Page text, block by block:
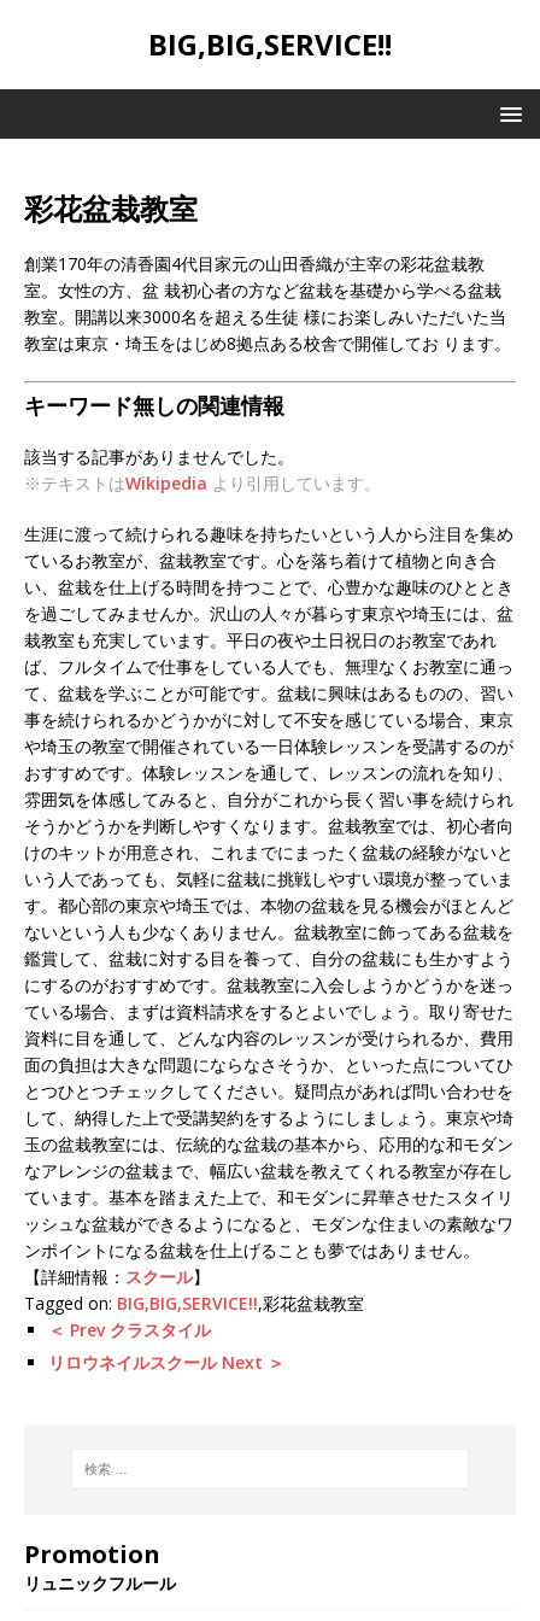
BIG,BIG,SERVICE!!
彩花盆栽教室
創業170年の清香園4代目家元の山田香織が主宰の彩花盆栽教
室。女性の方、盆 栽初心者の方など盆栽を基礎から学べる盆栽
教室。開講以来3000名を超える生徒 様にお楽しみいただいた当
教室は東京・埼玉をはじめ8拠点ある校舎で開催してお ります。
キーワード無しの関連情報
該当する記事がありませんでした。
※テキストはWikipedia より引用しています。
生涯に渡って続けられる趣味を持ちたいという人から注目を集め
ているお教室が、盆栽教室です。心を落ち着けて植物と向き合
い、盆栽を仕上げる時間を持つことで、心豊かな趣味のひととき
を過ごしてみませんか。沢山の人々が暮らす東京や埼玉には、盆
栽教室も充実しています。平日の夜や土日祝日のお教室であれ
ば、フルタイムで仕事をしている人でも、無理なくお教室に通っ
て、盆栽を学ぶことが可能です。盆栽に興味はあるものの、習い
事を続けられるかどうかがに対して不安を感じている場合、東京
や埼玉の教室で開催されている一日体験レッスンを受講するのが
おすすめです。体験レッスンを通して、レッスンの流れを知り、
雰囲気を体感してみると、自分がこれから長く習い事を続けられ
そうかどうかを判断しやすくなります。盆栽教室では、初心者向
けのキットが用意され、これまでにまったく盆栽の経験がないと
いう人であっても、気軽に盆栽に挑戦しやすい環境が整っていま
す。都心部の東京や埼玉では、本物の盆栽を見る機会がほとんど
ないという人も少なくありません。盆栽教室に飾ってある盆栽を
鑑賞して、盆栽に対する目を養って、自分の盆栽にも生かすよう
にするのがおすすめです。盆栽教室に入会しようかどうかを迷っ
ている場合、まずは資料請求をするとよいでしょう。取り寄せた
資料に目を通して、どんな内容のレッスンが受けられるか、費用
面の負担は大きな問題にならなさそうか、といった点についてひ
とつひとつチェックしてください。疑問点があれば問い合わせを
して、納得した上で受講契約をするようにしましょう。東京や埼
玉の盆栽教室には、伝統的な盆栽の基本から、応用的な和モダン
なアレンジの盆栽まで、幅広い盆栽を教えてくれる教室が存在し
ています。基本を踏まえた上で、和モダンに昇華させたスタイリ
ッシュな盆栽ができるようになると、モダンな住まいの素敵なワ
ンポイントになる盆栽を仕上げることも夢ではありません。
【詳細情報： スクール】
Tagged on: BIG,BIG,SERVICE!!,彩花盆栽教室
＜ Prev クラスタイル
リロウネイルスクール Next ＞
Promotion
リュニックフルール